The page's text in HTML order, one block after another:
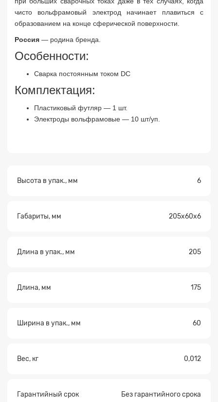
чисто вольфрамовый электрод начинает плавиться с
образованием на конце сферической поверхности.
Россия — родина бренда.
Особенности:
Сварка постоянным током DC
Комплектация:
Пластиковый футляр — 1 шт.
Электроды вольфрамовые — 10 шт/уп.
Высота в упак., мм 6
Габариты, мм 205х60х6
Длина в упак., мм 205
Длина, мм 175
Ширина в упак., мм 60
Вес, кг 0,012
Гарантийный срок Без гарантийного срока
Заявка на расчет